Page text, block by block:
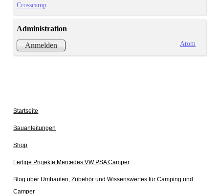
Crosscamp
Administration
Anmelden Atom
Startseite
Bauanleitungen
Shop
Fertige Projekte Mercedes VW PSA Camper
Blog über Umbauten, Zubehör und Wissenswertes für Camping und
Camper